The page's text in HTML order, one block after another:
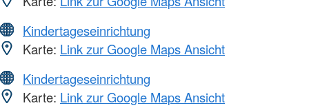
Kindertageseinrichtung
Karte: Link zur Google Maps Ansicht
Kindertageseinrichtung
Karte: Link zur Google Maps Ansicht